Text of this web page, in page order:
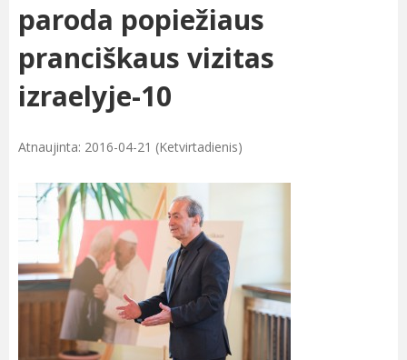
paroda popiežiaus
pranciškaus vizitas
izraelyje-10
Atnaujinta: 2016-04-21 (Ketvirtadienis)